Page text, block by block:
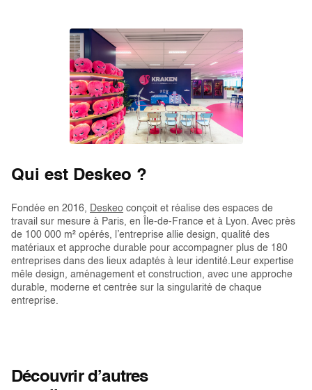
Qui est Deskeo ?
Fondée en 2016, Deskeo conçoit et réalise des espaces de
travail sur mesure à Paris, en Île-de-France et à Lyon. Avec près
de 100 000 m² opérés, l’entreprise allie design, qualité des
matériaux et approche durable pour accompagner plus de 180
entreprises dans des lieux adaptés à leur identité.Leur expertise
mêle design, aménagement et construction, avec une approche
durable, moderne et centrée sur la singularité de chaque
entreprise.
Découvrir d’autres